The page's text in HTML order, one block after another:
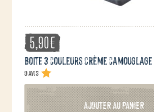
5,90€
Boite 3 couleurs crème
0 avis
AJOUTER AU PANIER